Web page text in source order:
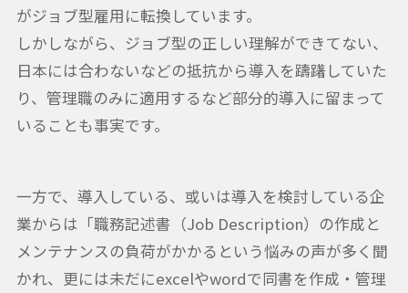
がジョブ型雇用に転換しています。
しかしながら、ジョブ型の正しい理解ができてない、
日本には合わないなどの抵抗から導入を躊躇していた
り、管理職のみに適用するなど部分的導入に留まって
いることも事実です。
一方で、導入している、或いは導入を検討している企
業からは「職務記述書（Job Description）の作成と
メンテナンスの負荷がかかるという悩みの声が多く聞
かれ、更には未だにexcelやwordで同書を作成・管理